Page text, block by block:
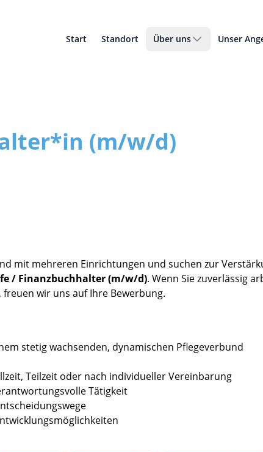
Start Standort Über uns Unser
(m/w/d)
mit mehreren Einrichtungen und suchen zur
/ Finanzbuchhalter (m/w/d). Wenn Sie zuverlässig
wir uns auf Ihre Bewerbung.
stetig wachsenden, dynamischen Pflegeverbund
Teilzeit oder nach individueller Vereinbarung
Tätigkeit